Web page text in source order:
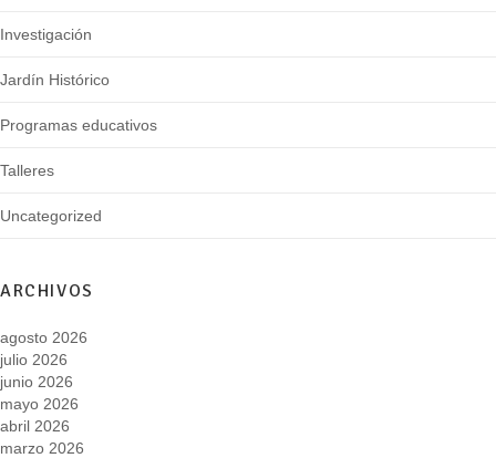
Investigación
Jardín Histórico
Programas educativos
Talleres
Uncategorized
ARCHIVOS
agosto 2026
julio 2026
junio 2026
mayo 2026
abril 2026
marzo 2026